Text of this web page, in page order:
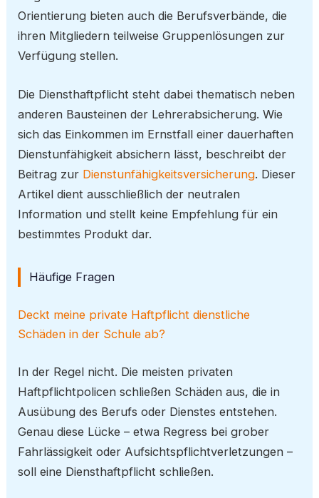
Orientierung bieten auch die Berufsverbände, die
ihren Mitgliedern teilweise Gruppenlösungen zur
Verfügung stellen.
Die Diensthaftpflicht steht dabei thematisch neben
anderen Bausteinen der Lehrerabsicherung. Wie
sich das Einkommen im Ernstfall einer dauerhaften
Dienstunfähigkeit absichern lässt, beschreibt der
Beitrag zur Dienstunfähigkeitsversicherung. Dieser
Artikel dient ausschließlich der neutralen
Information und stellt keine Empfehlung für ein
bestimmtes Produkt dar.
Häufige Fragen
Deckt meine private Haftpflicht dienstliche
Schäden in der Schule ab?
In der Regel nicht. Die meisten privaten
Haftpflichtpolicen schließen Schäden aus, die in
Ausübung des Berufs oder Dienstes entstehen.
Genau diese Lücke – etwa Regress bei grober
Fahrlässigkeit oder Aufsichtspflichtverletzungen –
soll eine Diensthaftpflicht schließen.